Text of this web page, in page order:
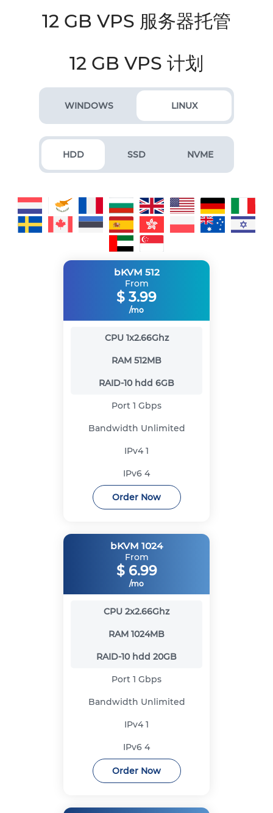
12 GB VPS 服务器托管
12 GB VPS 计划
WINDOWS LINUX
HDD SSD NVME
bKVM 512
From
$ 3.99
/mo
CPU 1x2.66Ghz
RAM 512MB
RAID-10 hdd 6GB
Port 1 Gbps
Bandwidth Unlimited
IPv41
IPv6 4
Order Now
bKVM 1024
From
$ 6.99
/mo
CPU 2x2.66Ghz
RAM 1024MB
RAID-10 hdd 20GB
Port 1 Gbps
Bandwidth Unlimited
IPv41
IPv6 4
Order Now